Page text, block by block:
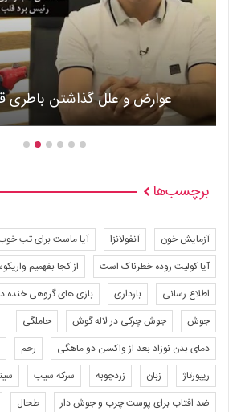
عوارض و علل گذاشتن باطری
برچسب‌ها
آزمایش خون آنفولانزا
آیا ماست برای تب
آیا کولیت روده خطرناک است
از کجا بفهمیم
اطلاع رسانی
بارداری بازی های گروهی خنده
جوش
جوش چرکی در لاله گوش
حاملگی
دمای بدن نوزاد بعد از واکسن دو ماهگی
رحم
ریپورتاژ
زبان زردچوبه سرکه سیب
ضد افتاب برای پوست چرب و جوش دار
طحال